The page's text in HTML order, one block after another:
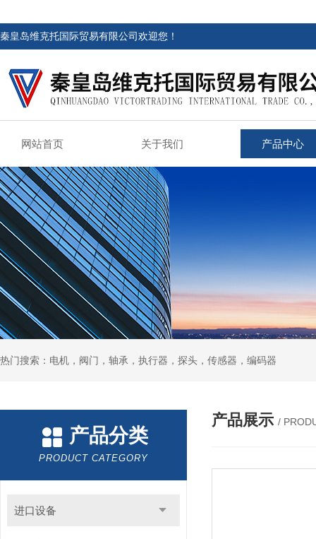
秦皇岛维克托国际贸易有限公司欢迎您！
网站首页 关于我们 产品中心
热门搜索：电机，阀门，轴承，执行器，探头，传感器，编码器
产品分类
PRODUCT CATEGORY
进口设备
产品展示 /